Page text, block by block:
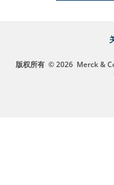
版权所有 © 2026 Merck &